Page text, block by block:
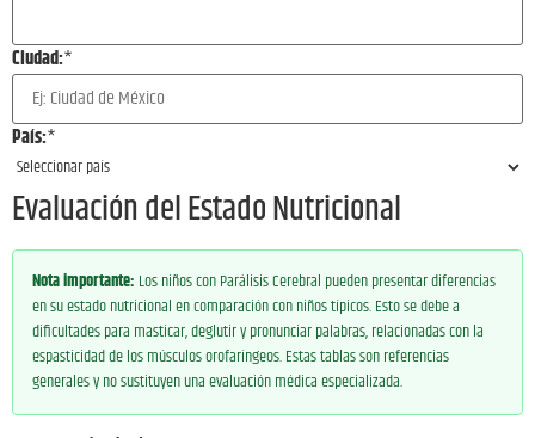
Ciudad:*
País:*
Evaluación del Estado Nutricional
Nota importante: Los niños con Parálisis Cerebral pueden presentar diferencias
en su estado nutricional en comparación con niños típicos. Esto se debe a
dificultades para masticar, deglutir y pronunciar palabras, relacionadas con la
espasticidad de los músculos orofaríngeos. Estas tablas son referencias
generales y no sustituyen una evaluación médica especializada.